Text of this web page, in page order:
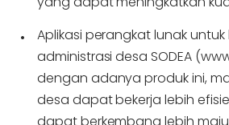
Aplikasi perangkat lunak
administrasi desa SODEA
dengan adanya produk ini,
desa dapat bekerja lebih
dapat berkembang lebih